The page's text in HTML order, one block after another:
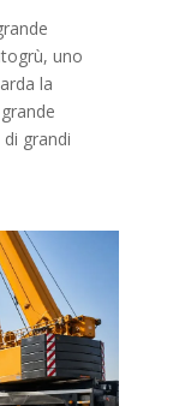
uno
la
grandi